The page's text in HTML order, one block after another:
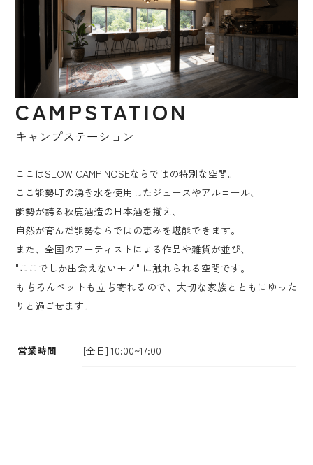
CAMPSTATION
キャンプステーション
ここはSLOW CAMP NOSEならではの特別な空間。
ここ能勢町の湧き水を使用したジュースやアルコール、
能勢が誇る秋鹿酒造の日本酒を揃え、
自然が育んだ能勢ならではの恵みを堪能できます。
また、全国のアーティストによる作品や雑貨が並び、
"ここでしか出会えないモノ" に触れられる空間です。
もちろんペットも立ち寄れるので、大切な家族とともにゆった
りと過ごせます。
営業時間 [全日] 10:00~17:00